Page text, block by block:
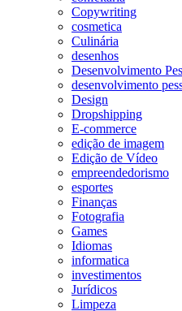
Copywriting
cosmetica
Culinária
desenhos
Desenvolvimento
desenvolvimento
Design
Dropshipping
E-commerce
edição de imagem
Edição de Vídeo
empreendedorismo
esportes
Finanças
Fotografia
Games
Idiomas
informatica
investimentos
Jurídicos
Limpeza